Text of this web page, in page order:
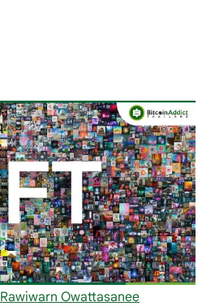
Rawiwarn Owattasanee